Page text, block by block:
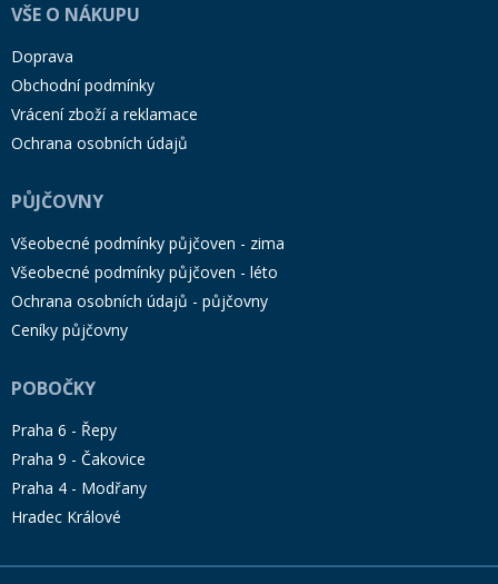
VŠE O NÁKUPU
Doprava
Obchodní podmínky
Vrácení zboží a reklamace
Ochrana osobních údajů
PŮJČOVNY
Všeobecné podmínky půjčoven - zima
Všeobecné podmínky půjčoven - léto
Ochrana osobních údajů - půjčovny
Ceníky půjčovny
POBOČKY
Praha 6 - Řepy
Praha 9 - Čakovice
Praha 4 - Modřany
Hradec Králové